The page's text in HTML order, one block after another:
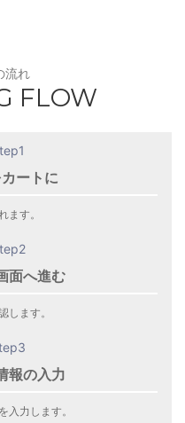
流れ
FLOW
ートに
ます。
面へ進む
します。
報の入力
入力します。